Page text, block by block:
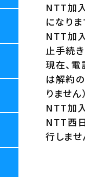
NTT加
になりま
NTT加
止手続
現在、
は解約
りません
NTT加
NTT西
行しませ